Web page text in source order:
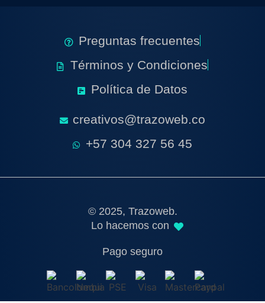
Preguntas frecuentes
Términos y Condiciones
Política de Datos
creativos@trazoweb.co
+57 304 327 56 45
© 2025, Trazoweb.
Lo hacemos con
Pago seguro